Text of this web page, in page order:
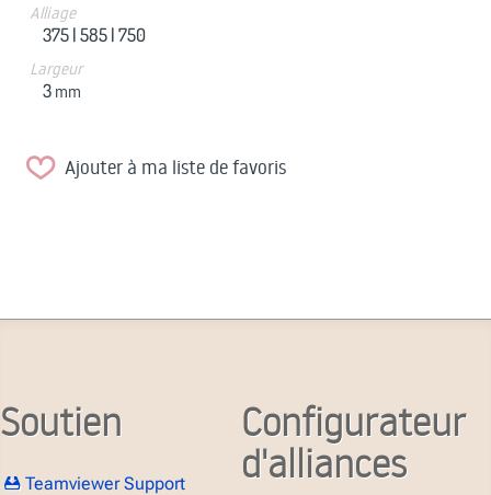
Alliage
375 |585 |750
Largeur
3 mm
Ajouter à ma liste de favoris
Soutien
Teamviewer Support
Configurateur
d'alliances